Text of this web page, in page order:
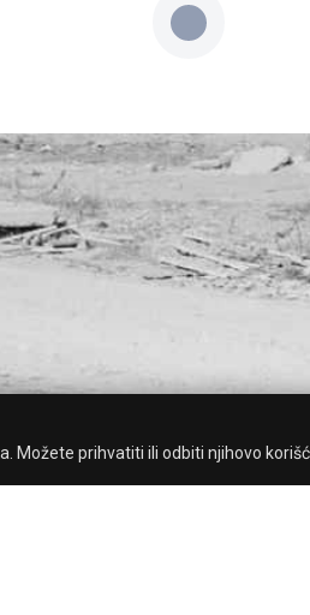
Možete prihvatiti ili odbiti njihovo